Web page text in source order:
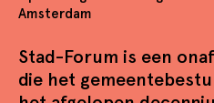
Amsterdam
Stad-Forum is een
die het